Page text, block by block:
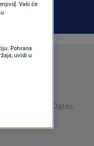
Oglas
Vaši će
Pohrana
uvidi u